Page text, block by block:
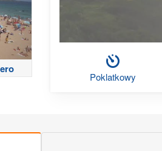
Poklatkowy